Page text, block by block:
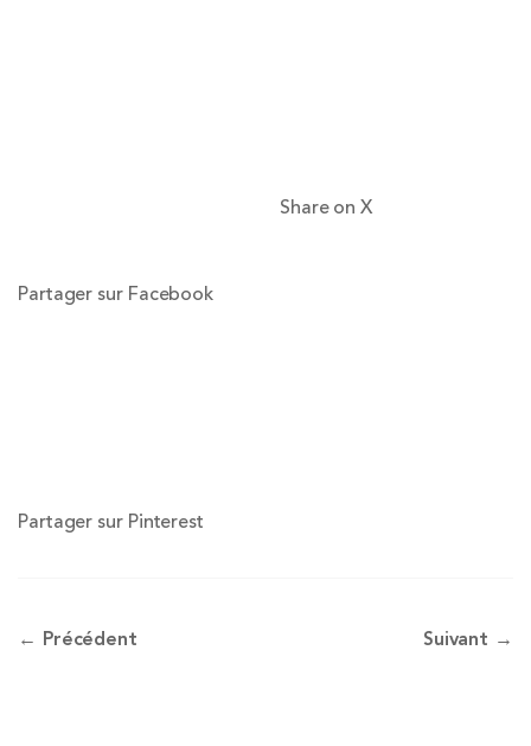
Partager sur Facebook
Share on X
Partager sur Pinterest
← Précédent Suivant →